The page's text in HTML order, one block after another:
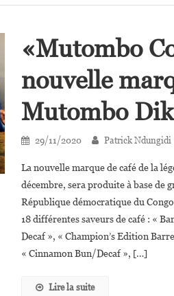
«Mutombo
nouvelle
Mutombo
29/11/2020 Patrick Ndungidi
La nouvelle marque de café de la
décembre, sera produite à base de
République démocratique du
18 différentes saveurs de café : «
Decaf », « Champion’s Edition
« Cinnamon Bun/Decaf », […]
Lire la suite